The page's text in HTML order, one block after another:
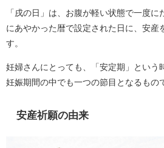
「戌の日」は、お腹が軽い状態で一度に
にあやかった暦で設定された日に、安産
す。
妊婦さんにとっても、「安定期」という
妊娠期間の中でも一つの節目となるもの
安産祈願の由来